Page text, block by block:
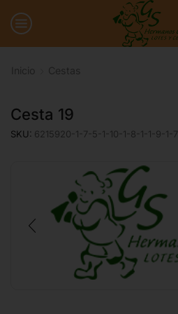
Inicio Cestas
Cesta 19
SKU: 6215920-1-7-5-1-10-1-8-1-1-9-1-7